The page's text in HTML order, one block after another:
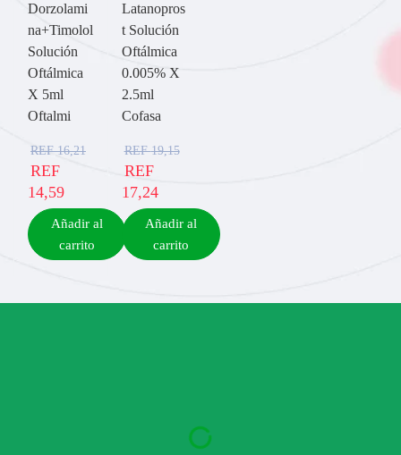
Dorzolami
na+Timolol
Solución
Oftálmica
X 5ml
Oftalmi
REF16,21
REF
14,59
Añadir al
carrito
Latanopros
t Solución
Oftálmica
0.005% X
2.5ml
Cofasa
REF19,15
REF
17,24
Añadir al
carrito